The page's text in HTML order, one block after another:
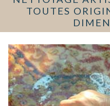
TOUTES